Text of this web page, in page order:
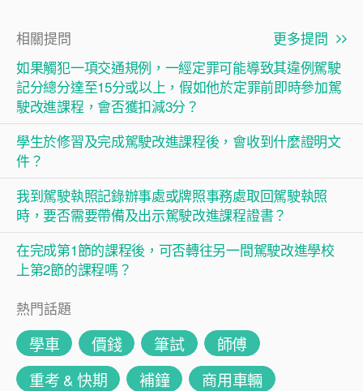
相關提問
更多提問
如果觸犯一項交通規例，一經定罪可能導致其違例駕駛
記分總分達至15分或以上，假如他於定罪前即時參加駕
駛改進課程，會否獲扣減3分？
學生於修習及完成駕駛改進課程後，會收到什麼證明文
件？
我到駕駛執照記錄辦事處或牌照事務處取回駕駛執照
時，要否需要帶備及出示駕駛改進課程證書？
在完成第1節的課程後，可否轉往另一間駕駛改進學校
上第2節的課程嗎？
熱門話題
學車 價錢 筆試
師傅
重考 & 快期
補鐘
商用車輛